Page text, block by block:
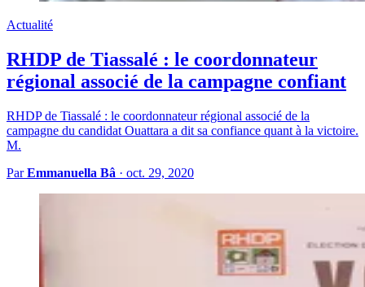
Actualité
RHDP de Tiassalé : le coordonnateur
régional associé de la campagne confiant
RHDP de Tiassalé : le coordonnateur régional associé de la
campagne du candidat Ouattara a dit sa confiance quant à la victoire.
M.
ParEmmanuella Bâ · oct. 29, 2020